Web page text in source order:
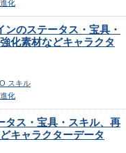
化
のステータス・宝具・
化素材などキャラクタ
スキル
化
ス・宝具・スキル、再
キャラクターデータ